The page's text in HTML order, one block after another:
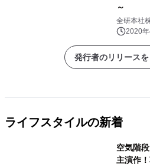
～
全研本社
2020
発行者のリリース
ライフスタイルの新着
空気階
主演作